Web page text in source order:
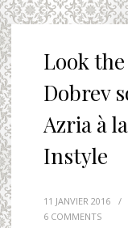
Look
Dobrev
Azria à
Instyle
11 JANVIER 2016 /
6 COMMENTS